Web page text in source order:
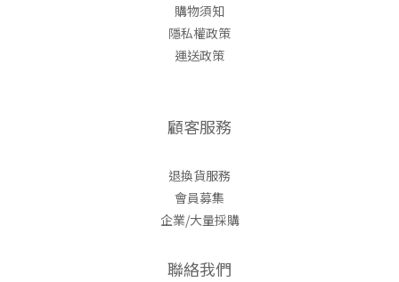
購物須知
隱私權政策
運送政策
顧客服務
退換貨服務
會員募集
企業/大量採購
聯絡我們